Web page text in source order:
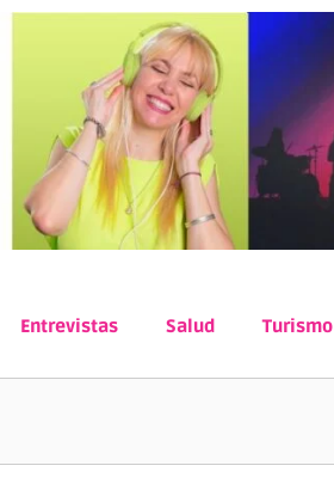
Entrevistas Salud Turismo